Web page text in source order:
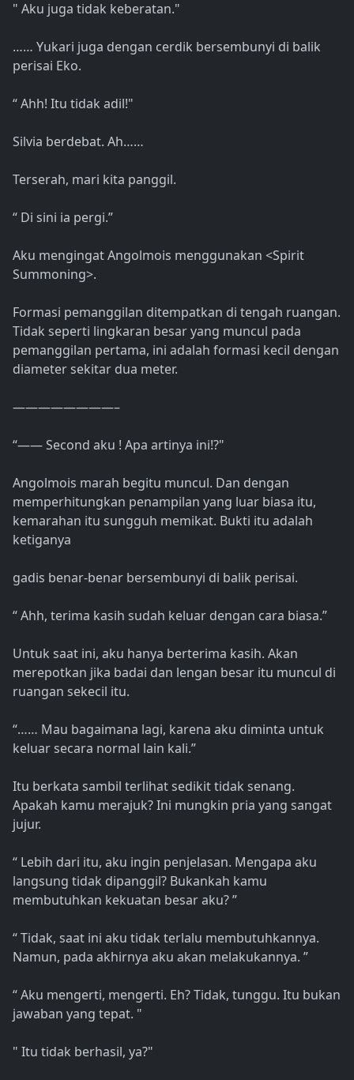
" Aku juga tidak keberatan."
…… Yukari juga dengan cerdik bersembunyi di balik
perisai Eko.
“ Ahh! Itu tidak adil!"
Silvia berdebat. Ah……
Terserah, mari kita panggil.
“ Di sini ia pergi.”
Aku mengingat Angolmois menggunakan <Spirit
Summoning>.
Formasi pemanggilan ditempatkan di tengah ruangan.
Tidak seperti lingkaran besar yang muncul pada
pemanggilan pertama, ini adalah formasi kecil dengan
diameter sekitar dua meter.
————————–
“―― Second aku ! Apa artinya ini!?"
Angolmois marah begitu muncul. Dan dengan
memperhitungkan penampilan yang luar biasa itu,
kemarahan itu sungguh memikat. Bukti itu adalah
ketiganya
gadis benar-benar bersembunyi di balik perisai.
“ Ahh, terima kasih sudah keluar dengan cara biasa.”
Untuk saat ini, aku hanya berterima kasih. Akan
merepotkan jika badai dan lengan besar itu muncul di
ruangan sekecil itu.
“…… Mau bagaimana lagi, karena aku diminta untuk
keluar secara normal lain kali.”
Itu berkata sambil terlihat sedikit tidak senang.
Apakah kamu merajuk? Ini mungkin pria yang sangat
jujur.
“ Lebih dari itu, aku ingin penjelasan. Mengapa aku
langsung tidak dipanggil? Bukankah kamu
membutuhkan kekuatan besar aku? ”
“ Tidak, saat ini aku tidak terlalu membutuhkannya.
Namun, pada akhirnya aku akan melakukannya. ”
“ Aku mengerti, mengerti. Eh? Tidak, tunggu. Itu bukan
jawaban yang tepat. "
" Itu tidak berhasil, ya?"